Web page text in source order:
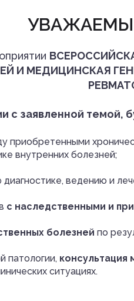
И МЕДИЦИНСКАЯ
с заявленной темой,
приобретенными
внутренних болезней;
диагностике, ведению и
с наследственными и
болезней по
патологии, консультация
ситуациях.